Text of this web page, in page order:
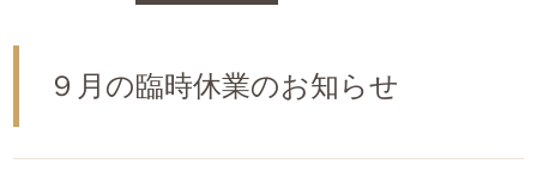
９月の臨時休業のお知らせ